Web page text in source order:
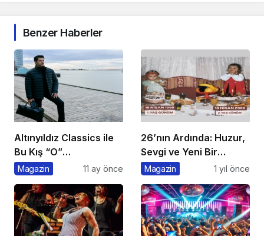
Benzer Haberler
Altınyıldız Classics ile
Bu Kış “O”
konuşulacak
Magazin 11 ay önce
26’nın Ardında: Huzur,
Sevgi ve Yeni Bir
Başlangıç
Magazin 1 yıl önce